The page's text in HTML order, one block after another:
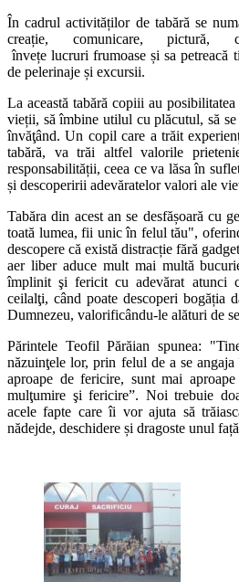
În cadrul activităților de tabără se
creație, comunicare,
învețe lucruri frumoase și sa petreacă
de pelerinaje și excursii.
La această tabără copiii au
vieții, să îmbine utilul cu plăcutul, să se
învăţând. Un copil care a trăit
tabără, va trăi altfel valorile
responsabilității, ceea ce va lăsa în
și descoperirii adevăratelor valori ale
Tabăra din acest an se desfășoară cu
toată lumea, fii unic în felul tău",
descopere că există distracție fără
aer liber aduce mult mai multă
împlinit şi fericit cu adevărat atunci
ceilalţi, când poate descoperi bogăția
Dumnezeu, valorificându-le alături de
Părintele Teofil Părăian spunea:
năzuinţele lor, prin felul de a se
aproape de fericire, sunt mai
mulţumire şi fericire”. Noi trebuie
acele fapte care îi vor ajuta să
nădejde, deschidere și dragoste unul